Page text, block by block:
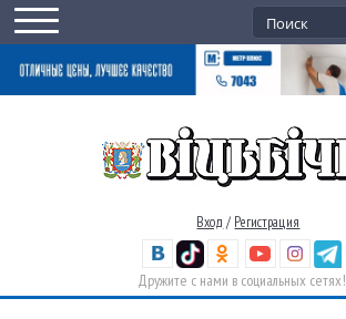
Вход / Регистрация
Дружите с нами в социальных сетях!